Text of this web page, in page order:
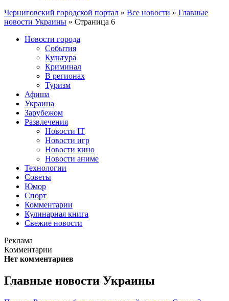
Черниговский городской портал » Все новости » Главные
новости Украины » Страница 6
Новости города
События
Культура
Криминал
В регионах
Туризм
Афиша
Украина
Зарубежом
Развлечения
Новости IT
Новости игр
Новости кино
Новости аниме
Технологии
Советы
Юмор
Спорт
Комментарии
Кулинарная книга
Свежие новости
Реклама
Комментарии
Нет комментариев
Главные новости Украины